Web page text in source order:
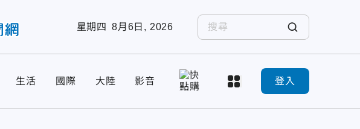
星期四 8月6日, 2026
生活 國際 大陸 影音 登入